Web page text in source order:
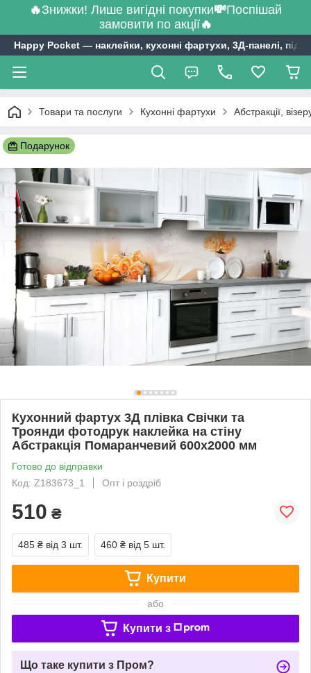
🔥Знижки! Лише вигідні покупки💸Поспішай
замовити по акції🔥
Happy Pocket ― наклейки, кухонні фартухи, 3Д-панелі,
Товари та послуги Кухонні фартухи Абстракції,
Подарунок
Кухонний фартух 3Д плівка Свічки та
Троянди фотодрук наклейка на стіну
Абстракція Помаранчевий 600х2000 мм
Готово до відправки
Код: Z183673_1
Опт і роздріб
510 ₴
485 ₴ від 3 шт. 460 ₴ від 5 шт.
Купити
або
Купити з
Що таке купити з Пром?